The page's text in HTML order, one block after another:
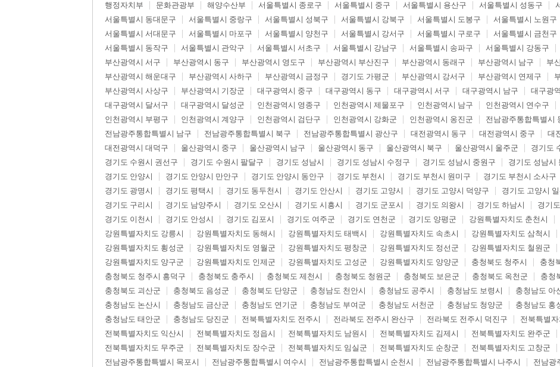
행정자치부 문화관광부 해양수산부 서울특별시 종로구 서울특별시 중구 서울특별시 용산구 서울특별시 성동구
서울특별시 동대문구
서울특별시 중랑구 서울특별시 성북구 서울특별시 강북구 서울특별시 도봉구 서울특별시 노원구
서울특별시 서대문구
서울특별시 마포구 서울특별시 양천구 서울특별시 강서구 서울특별시 구로구 서울특별시 금천구
서울특별시 동작구
서울특별시 관악구 서울특별시 서초구 서울특별시 강남구 서울특별시 송파구 서울특별시 강동구
부산광역시 서구
부산광역시 동구 부산광역시 영도구 부산광역시 부산진구 부산광역시 동래구 부산광역시 남구
부
부산광역시 해운대구
부산광역시 사하구 부산광역시 금정구 경기도 가평군 부산광역시 강서구 부산광역시 연제구
부산광역시 사상구
부산광역시 기장군 대구광역시 중구 대구광역시 동구 대구광역시 서구 대구광역시 남구 대구광
대구광역시 달서구
대구광역시 달성군 인천광역시 영종구 인천광역시 제물포구 인천광역시 남구 인천광역시 연수구
인천광역시 부평구
인천광역시 계양구 인천광역시 검단구 인천광역시 강화군 인천광역시 옹진군 전남광주통합특별시
전남광주통합특별시 남구
전남광주통합특별시 북구 전남광주통합특별시 광산구 대전광역시 동구 대전광역시 중구 대
대전광역시 대덕구
울산광역시 중구 울산광역시 남구 울산광역시 동구 울산광역시 북구 울산광역시 울주군 경기도
경기도 수원시 권선구
경기도 수원시 팔달구 경기도 성남시 경기도 성남시 수정구 경기도 성남시 중원구 경기도 성남시
경기도 안양시
경기도 안양시 만안구 경기도 안양시 동안구 경기도 부천시 경기도 부천시 원미구 경기도 부천시 소사구
경기도 광명시
경기도 평택시 경기도 동두천시 경기도 안산시 경기도 고양시 경기도 고양시 덕양구 경기도 고양시
경기도 구리시
경기도 남양주시 경기도 오산시 경기도 시흥시 경기도 군포시 경기도 의왕시 경기도 하남시 경기
경기도 이천시
경기도 안성시 경기도 김포시 경기도 여주군 경기도 연천군 경기도 양평군 강원특별자치도 춘천시
강원특별자치도 강릉시
강원특별자치도 동해시 강원특별자치도 태백시 강원특별자치도 속초시 강원특별자치도 삼척시
강원특별자치도 횡성군
강원특별자치도 영월군 강원특별자치도 평창군 강원특별자치도 정선군 강원특별자치도 철원군
강원특별자치도 양구군
강원특별자치도 인제군 강원특별자치도 고성군 강원특별자치도 양양군 충청북도 청주시
충청
충청북도 청주시 흥덕구
충청북도 충주시 충청북도 제천시 충청북도 청원군 충청북도 보은군 충청북도 옥천군 충청
충청북도 괴산군
충청북도 음성군 충청북도 단양군 충청남도 천안시 충청남도 공주시 충청남도 보령시 충청남도 아
충청남도 논산시
충청남도 금산군 충청남도 연기군 충청남도 부여군 충청남도 서천군 충청남도 청양군 충청남도 홍
충청남도 태안군
충청남도 당진군 전북특별자치도 전주시 전라북도 전주시 완산구 전라북도 전주시 덕진구
전북특별
전북특별자치도 익산시
전북특별자치도 정읍시 전북특별자치도 남원시 전북특별자치도 김제시 전북특별자치도 완주군
전북특별자치도 무주군
전북특별자치도 장수군 전북특별자치도 임실군 전북특별자치도 순창군 전북특별자치도 고창군
전남광주통합특별시 목포시
전남광주통합특별시 여수시 전남광주통합특별시 순천시 전남광주통합특별시 나주시
전남광